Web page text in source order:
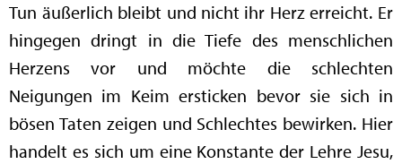
Tun äußerlich bleibt und nicht ihr Herz erreicht. Er
hingegen dringt in die Tiefe des menschlichen
Herzens vor und möchte die schlechten
Neigungen im Keim ersticken bevor sie sich in
bösen Taten zeigen und Schlechtes bewirken. Hier
handelt es sich um eine Konstante der Lehre Jesu,